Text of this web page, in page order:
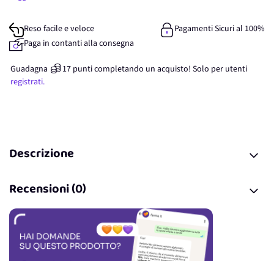
Reso facile e veloce
Pagamenti Sicuri al 100%
Paga in contanti alla consegna
Guadagna 17 punticompletando un acquisto! Solo per utenti
registrati.
Descrizione
Recensioni (0)